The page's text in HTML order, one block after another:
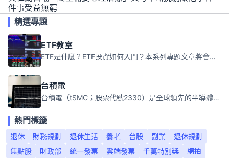
件事受益無窮
精選專題
ETF教室
ETF是什麼？ETF投資如何入門？本系列專題文章將會告訴你新手必須知道的ETF基礎知識。
台積電
台積電（tSMC；股票代號2330）是全球領先的半導體代工公司，成立於1987年，總部位於台灣新竹。且已於美國、日本、德國及中國設廠，台積電是全球首家專業積體電路製造服務公司，也是全球最先進和最大規模的半導體代工廠。
熱門標籤
退休
財務規劃 退休生活 養老 台股 副業
退休規劃
焦點股
財政部 統一發票 雲端發票 千萬特別獎 網拍